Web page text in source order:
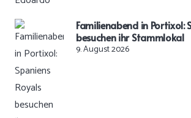
Familienabend in Portixol:
besuchen ihr Stammlokal
9. August 2026